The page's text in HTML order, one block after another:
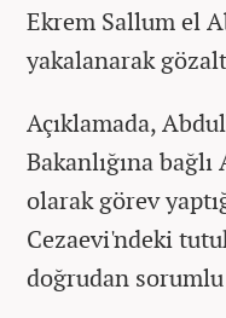
Ekrem Sallum el
yakalanarak
Açıklamada,
Bakanlığına
olarak görev
Cezaevi'ndeki
doğrudan